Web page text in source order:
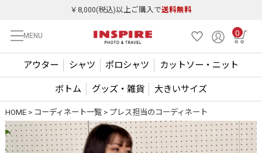
￥8,000(税込)以上ご購入で送料無料
MENU 0
アウター シャツ ポロシャツ カットソー・ニット
ボトム グッズ・雑貨 大きいサイズ
HOME コーディネート一覧 プレス担当のコーディネート